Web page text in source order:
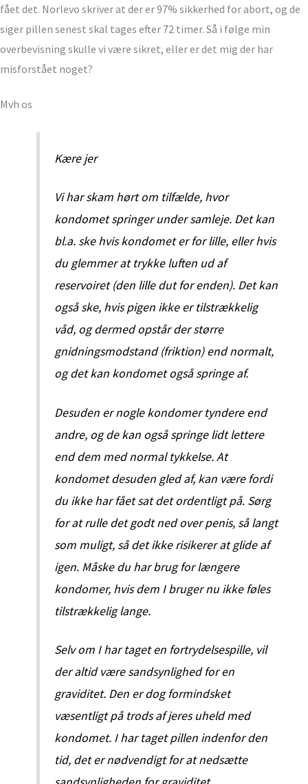
fået det. Norlevo skriver at der er 97% sikkerhed for abort, og de
siger pillen senest skal tages efter 72 timer. Så i følge min
overbevisning skulle vi være sikret, eller er det mig der har
misforstået noget?
Mvh os
Kære jer
Vi har skam hørt om tilfælde, hvor
kondomet springer under samleje. Det kan
bl.a. ske hvis kondomet er for lille, eller hvis
du glemmer at trykke luften ud af
reservoiret (den lille dut for enden). Det kan
også ske, hvis pigen ikke er tilstrækkelig
våd, og dermed opstår der større
gnidningsmodstand (friktion) end normalt,
og det kan kondomet også springe af.
Desuden er nogle kondomer tyndere end
andre, og de kan også springe lidt lettere
end dem med normal tykkelse. At
kondomet desuden gled af, kan være fordi
du ikke har fået sat det ordentligt på. Sørg
for at rulle det godt ned over penis, så langt
som muligt, så det ikke risikerer at glide af
igen. Måske du har brug for længere
kondomer, hvis dem I bruger nu ikke føles
tilstrækkelig lange.
Selv om I har taget en fortrydelsespille, vil
der altid være sandsynlighed for en
graviditet. Den er dog formindsket
væsentligt på trods af jeres uheld med
kondomet. I har taget pillen indenfor den
tid, det er nødvendigt for at nedsætte